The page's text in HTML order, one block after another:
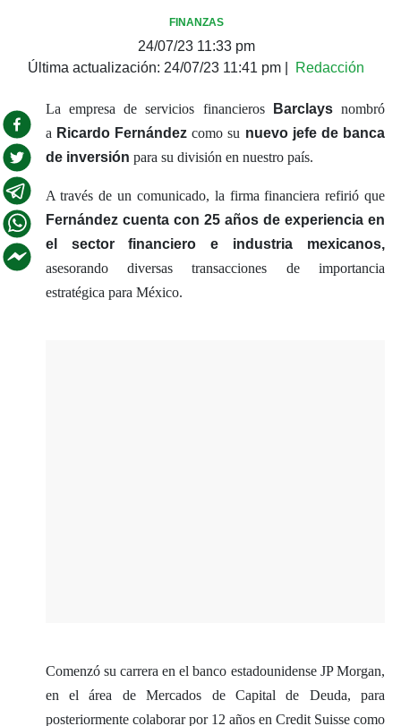
FINANZAS
24/07/23 11:33 pm
Última actualización: 24/07/23 11:41 pm Redacción
La empresa de servicios financieros Barclaysnombró
a Ricardo Fernández como su nuevo jefe de banca
de inversión para su división en nuestro país.
A través de un comunicado, la firma financiera refirió que
Fernández cuenta con 25 años de experiencia en
el sector financiero e industria mexicanos,
asesorando diversas transacciones de importancia
estratégica para México.
Comenzó su carrera en el banco estadounidense JP Morgan,
en el área de Mercados de Capital de Deuda, para
posteriormente colaborar por 12 años en Credit Suisse como